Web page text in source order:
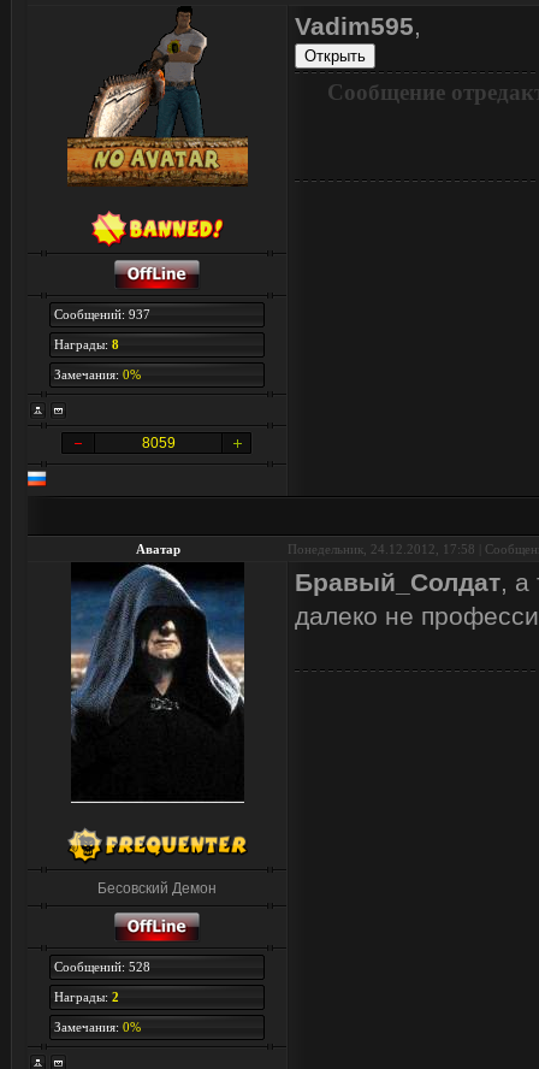
Сообщений: 937
Награды: 8
Замечания: 0%
8059
Vadim595,
Сообщение
Аватар Понедельник, 24.12.2012, 17:58 |
Бесовский Демон
Сообщений: 528
Награды: 2
Замечания: 0%
Бравый_Солдат, а
далеко не